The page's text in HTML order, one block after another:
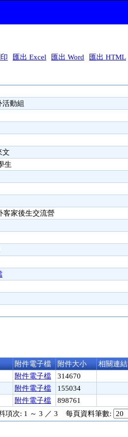
匯出 Excel 匯出 Word 匯出 HTML
動組
文
生
客家後生交流營
附件電子檔 附件大小
相關連結
附件電子檔
314670
附件電子檔
155034
附件電子檔
898761
項次: 1 ～ 3 ／ 3 每頁資料筆數: